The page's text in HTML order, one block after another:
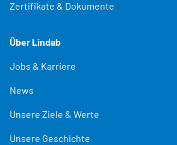
Zertifikate & Dokumente
Über Lindab
Jobs & Karriere
News
Unsere Ziele & Werte
Unsere Geschichte